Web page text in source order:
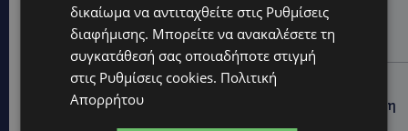
ΚΙΤΡΙΝΗ ΠΡΟΕΙΔΟΠΟΙΗΣΗ: Έτοιμοι για παραλία –
Στους 40°C και σήμερα η Κύπρος-Πότε θα τεθεί σε
ισχύ
UPDATES
ΦΕΙΔΙΑΣ ΠΑΝΑΓΙΩΤΟΥ: Η εμφάνισή του στην εκδήλωση
δικαίωμα να αντιταχθείτε στις Ρυθμίσεις
διαφήμισης. Μπορείτε να ανακαλέσετε τη
συγκατάθεσή σας οποιαδήποτε στιγμή
στις Ρυθμίσεις cookies. Πολιτική
Απορρήτου